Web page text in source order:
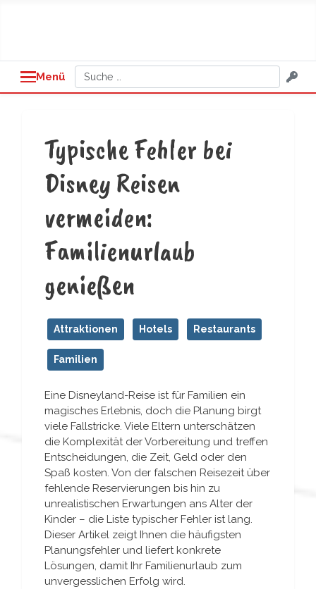
Menü Suchen
Typische Fehler bei
Disney Reisen
vermeiden:
Familienurlaub
genießen
Attraktionen Hotels Restaurants
Familien
Eine Disneyland-Reise ist für Familien ein
magisches Erlebnis, doch die Planung birgt
viele Fallstricke. Viele Eltern unterschätzen
die Komplexität der Vorbereitung und treffen
Entscheidungen, die Zeit, Geld oder den
Spaß kosten. Von der falschen Reisezeit über
fehlende Reservierungen bis hin zu
unrealistischen Erwartungen ans Alter der
Kinder – die Liste typischer Fehler ist lang.
Dieser Artikel zeigt Ihnen die häufigsten
Planungsfehler und liefert konkrete
Lösungen, damit Ihr Familienurlaub zum
unvergesslichen Erfolg wird.